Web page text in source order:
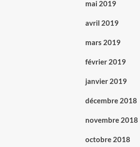
mai 2019
avril 2019
mars 2019
février 2019
janvier 2019
décembre 2018
novembre 2018
octobre 2018